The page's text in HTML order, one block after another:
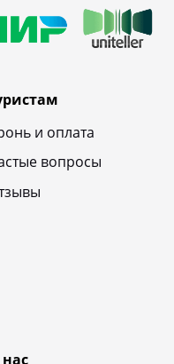
и оплата
вопросы